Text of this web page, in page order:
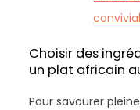
Choisir des
un plat africain
Pour savourer